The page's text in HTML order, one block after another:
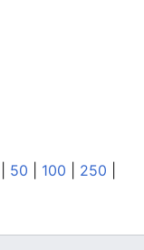
50 100 250